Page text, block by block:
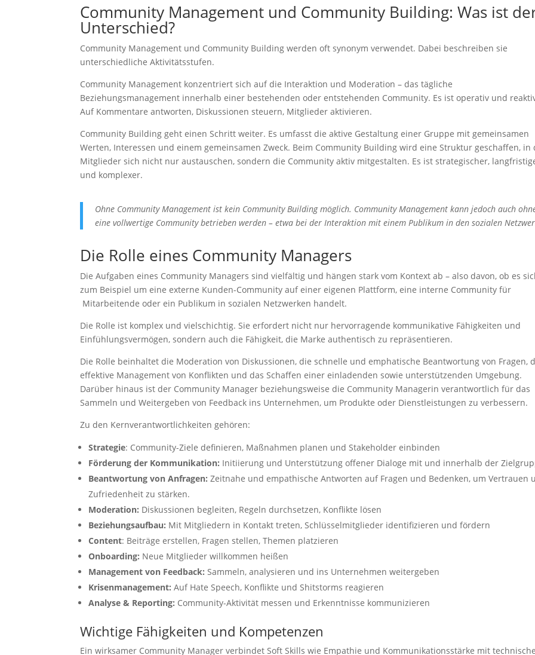
Community Management und Community Building: Was ist
Unterschied?
Community Management und Community Building werden oft synonym verwendet. Dabei beschreiben sie
unterschiedliche Aktivitätsstufen.
Community Management konzentriert sich auf die Interaktion und Moderation – das tägliche
Beziehungsmanagement innerhalb einer bestehenden oder entstehenden Community. Es ist operativ und
Auf Kommentare antworten, Diskussionen steuern, Mitglieder aktivieren.
Community Building geht einen Schritt weiter. Es umfasst die aktive Gestaltung einer Gruppe mit gemeinsamen
Werten, Interessen und einem gemeinsamen Zweck. Beim Community Building wird eine Struktur geschaffen, in
Mitglieder sich nicht nur austauschen, sondern die Community aktiv mitgestalten. Es ist strategischer,
und komplexer.
Ohne Community Management ist kein Community Building möglich. Community Management kann jedoch auch
eine vollwertige Community betrieben werden – etwa bei der Interaktion mit einem Publikum in den sozialen
Die Rolle eines Community Managers
Die Aufgaben eines Community Managers sind vielfältig und hängen stark vom Kontext ab – also davon, ob es
zum Beispiel um eine externe Kunden-Community auf einer eigenen Plattform, eine interne Community für
Mitarbeitende oder ein Publikum in sozialen Netzwerken handelt.
Die Rolle ist komplex und vielschichtig. Sie erfordert nicht nur hervorragende kommunikative Fähigkeiten und
Einfühlungsvermögen, sondern auch die Fähigkeit, die Marke authentisch zu repräsentieren.
Die Rolle beinhaltet die Moderation von Diskussionen, die schnelle und emphatische Beantwortung von Fragen,
effektive Management von Konflikten und das Schaffen einer einladenden sowie unterstützenden Umgebung.
Darüber hinaus ist der Community Manager beziehungsweise die Community Managerin verantwortlich für das
Sammeln und Weitergeben von Feedback ins Unternehmen, um Produkte oder Dienstleistungen zu verbessern.
Zu den Kernverantwortlichkeiten gehören:
Strategie: Community-Ziele definieren, Maßnahmen planen und Stakeholder einbinden
Förderung der Kommunikation: Initiierung und Unterstützung offener Dialoge mit und innerhalb der
Beantwortung von Anfragen: Zeitnahe und empathische Antworten auf Fragen und Bedenken, um Vertrauen
Zufriedenheit zu stärken.
Moderation: Diskussionen begleiten, Regeln durchsetzen, Konflikte lösen
Beziehungsaufbau: Mit Mitgliedern in Kontakt treten, Schlüsselmitglieder identifizieren und fördern
Content: Beiträge erstellen, Fragen stellen, Themen platzieren
Onboarding: Neue Mitglieder willkommen heißen
Management von Feedback: Sammeln, analysieren und ins Unternehmen weitergeben
Krisenmanagement: Auf Hate Speech, Konflikte und Shitstorms reagieren
Analyse & Reporting: Community-Aktivität messen und Erkenntnisse kommunizieren
Wichtige Fähigkeiten und Kompetenzen
Ein wirksamer Community Manager verbindet Soft Skills wie Empathie und Kommunikationsstärke mit